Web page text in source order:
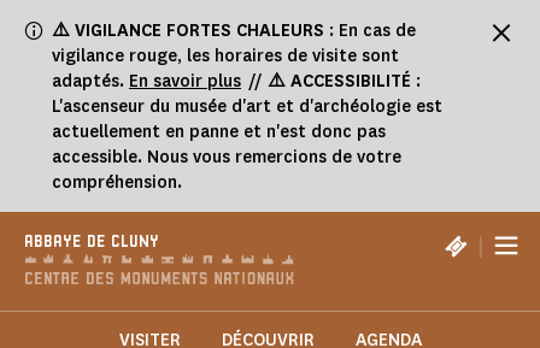
⚠️ VIGILANCE FORTES CHALEURS : En cas de
vigilance rouge, les horaires de visite sont
adaptés. En savoir plus // ⚠️ ACCESSIBILITÉ :
L'ascenseur du musée d'art et d'archéologie est
actuellement en panne et n'est donc pas
accessible. Nous vous remercions de votre
compréhension.
ABBAYE DE CLUNY |
VISITER DÉCOUVRIR AGENDA